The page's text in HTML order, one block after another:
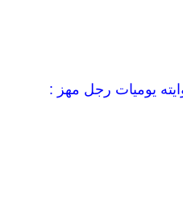
يوميات رجل مهز :